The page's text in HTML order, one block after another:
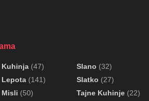
Kuhinja (47)
Lepota (141)
Misli (50)
Slano (32)
Slatko (27)
Tajne Kuhinje (22)